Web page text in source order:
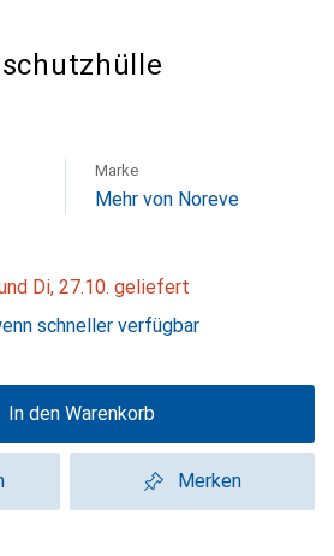
Marke
Mehr von Noreve
und Di, 27.10. geliefert
schneller verfügbar
In den Warenkorb
Merken